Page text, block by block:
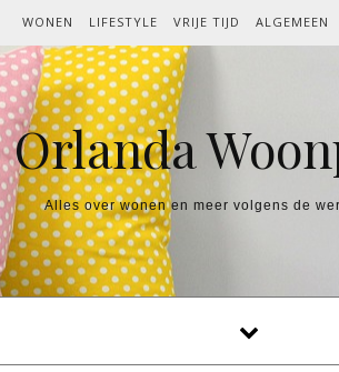
Spring naar inhoud
WONEN LIFESTYLE VRIJE TIJD ALGEMEEN
Orlanda
Alles over wonen en meer volgens de